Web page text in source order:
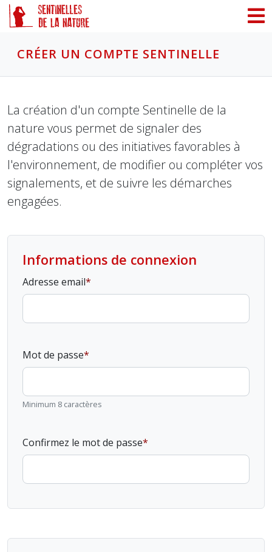
CRÉER UN COMPTE SENTINELLE
La création d'un compte Sentinelle de la
nature vous permet de signaler des
dégradations ou des initiatives favorables à
l'environnement, de modifier ou compléter vos
signalements, et de suivre les démarches
engagées.
Informations de connexion
Adresse email
Mot de passe
Minimum 8 caractères
Confirmez le mot de passe
Panneau de gestion des cookies